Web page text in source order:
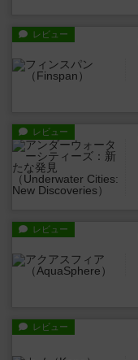
レビュー
レビュー
レビュー
レビュー